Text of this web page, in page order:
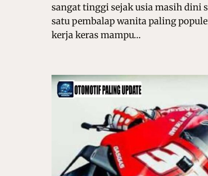
sangat tinggi sejak usia masih dini
satu pembalap wanita paling
kerja keras mampu…